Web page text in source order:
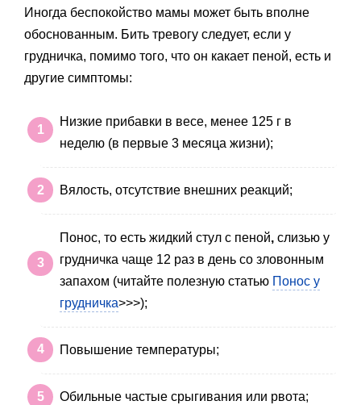
Иногда беспокойство мамы может быть вполне
обоснованным. Бить тревогу следует, если у
грудничка, помимо того, что он какает пеной, есть и
другие симптомы:
Низкие прибавки в весе, менее 125 г в
неделю (в первые 3 месяца жизни);
Вялость, отсутствие внешних реакций;
Понос, то есть жидкий стул с пеной, слизью у
грудничка чаще 12 раз в день со зловонным
запахом (читайте полезную статью Понос у
грудничка>>>);
Повышение температуры;
Обильные частые срыгивания или рвота;